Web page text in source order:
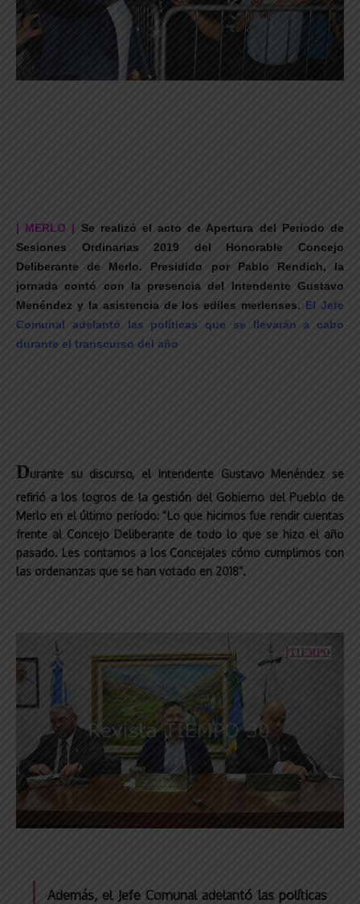
| MERLO | Se realizó el acto de Apertura del Período de
Sesiones Ordinarias 2019 del Honorable Concejo
Deliberante de Merlo. Presidido por Pablo Rendich, la
jornada contó con la presencia del Intendente Gustavo
Menéndez y la asistencia de los ediles merlenses. El Jefe
Comunal adelantó las políticas que se llevarán a cabo
durante el transcurso del año
Durante su discurso, el Intendente Gustavo Menéndez se
refirió a los logros de la gestión del Gobierno del Pueblo de
Merlo en el último período: “Lo que hicimos fue rendir cuentas
frente al Concejo Deliberante de todo lo que se hizo el año
pasado. Les contamos a los Concejales cómo cumplimos con
las ordenanzas que se han votado en 2018”.
Además, el Jefe Comunal adelantó las políticas